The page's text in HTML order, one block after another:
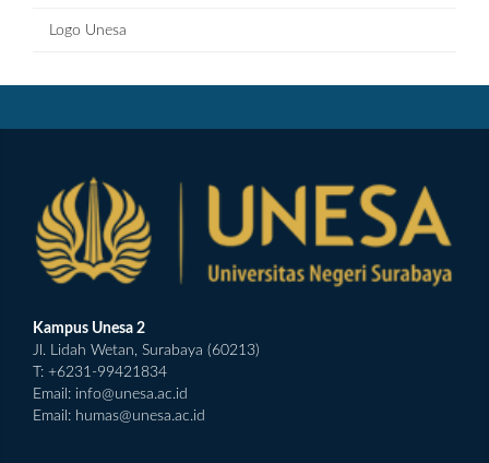
Logo Unesa
Kampus Unesa 2
Jl. Lidah Wetan, Surabaya (60213)
T: +6231-99421834
Email: info@unesa.ac.id
Email: humas@unesa.ac.id